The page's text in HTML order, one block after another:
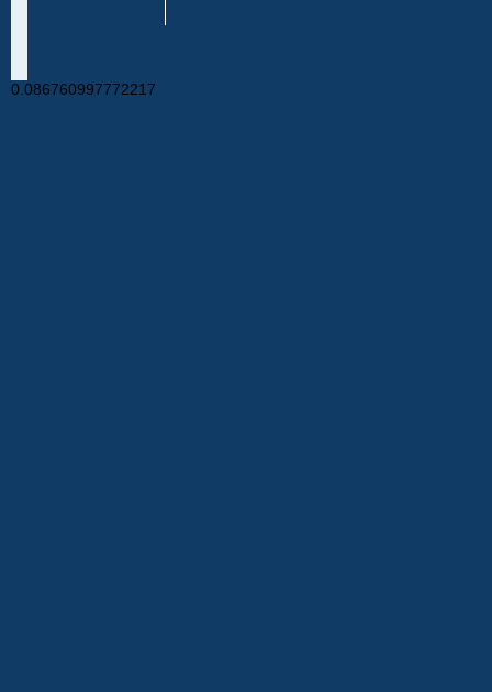
0.086760997772217